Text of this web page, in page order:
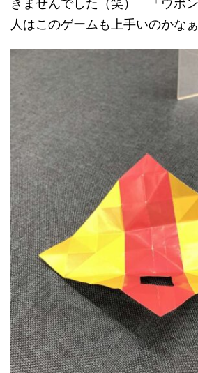
人はこのゲームも上手いのかなぁ